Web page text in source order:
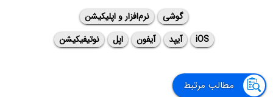
گوشی
نرم‌افزار و اپلیکیشن
iOS
آیپد آیفون اپل نوتیفیکیشن
مطالب مرتبط